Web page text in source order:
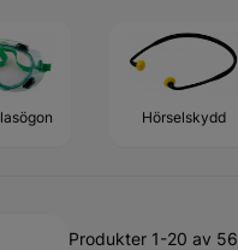
Hörselskydd
Produkter 1-20 av 56